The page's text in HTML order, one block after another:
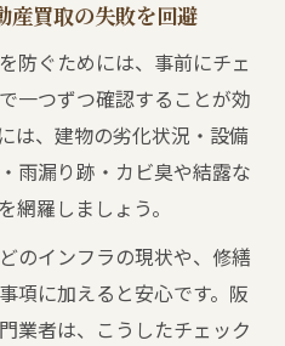
産買取の失敗を回避
防ぐためには、事前にチェ
一つずつ確認することが効
は、建物の劣化状況・設備
雨漏り跡・カビ臭や結露な
網羅しましょう。
のインフラの現状や、修繕
項に加えると安心です。阪
業者は、こうしたチェック